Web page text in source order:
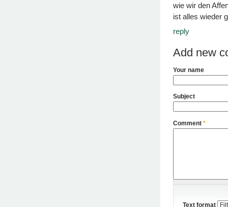
wie wir den
ist alles wieder
reply
Add new
Your name
Subject
Comment *
Text format